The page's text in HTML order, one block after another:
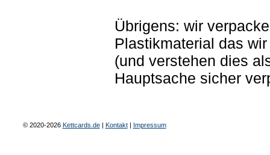
Übrigens: wir
Plastikmaterial das
(und verstehen dies
Hauptsache sicher
© 2020-2026 Kettcards.de| Kontakt| Impressum